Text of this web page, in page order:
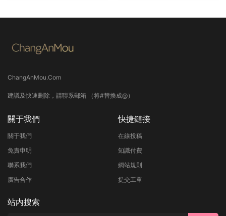
ChangAnMou.Com
建議及快速删除，請聯系郵箱 （将#替換成@）
關于我們
關于我們
免責申明
聯系我們
廣告合作
快捷鏈接
在線投稿
知識付費
網站規則
提交工單
站内搜索